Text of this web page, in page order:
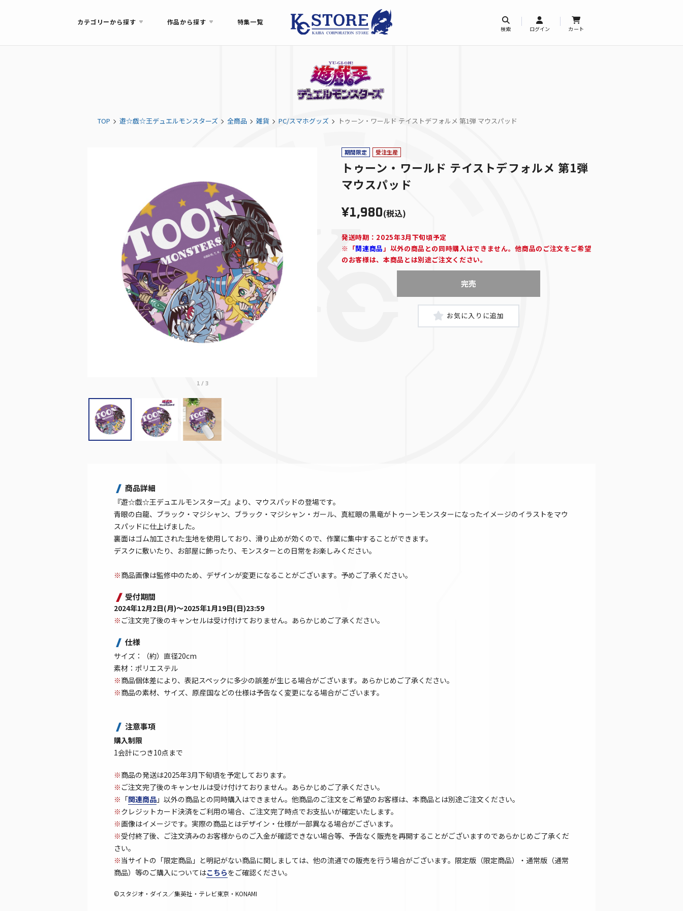
カテゴリーから探す 作品から探す 特集一覧
検索 ログイン カート
TOP 遊☆戯☆王デュエルモンスターズ 全商品 雑貨 PC/スマホグッズ トゥーン・ワールド テイストデフォルメ 第1弾 マウスパッド
1/ 3
期間限定 受注生産
トゥーン・ワールド テイストデフォルメ 第1弾
マウスパッド
¥1,980(税込)
発送時期：2025年3月下旬頃予定
※「関連商品 」以外の商品との同時購入はできません。他商品のご注文をご希望
のお客様は、本商品とは別途ご注文ください。
完売
商品詳細
『遊☆戯☆王デュエルモンスターズ』より、マウスパッドの登場です。
青眼の白龍、ブラック・マジシャン、ブラック・マジシャン・ガール、真紅眼の黒竜がトゥーンモンスターになったイメージのイラストをマウ
スパッドに仕上げました。
裏面はゴム加工された生地を使用しており、滑り止めが効くので、作業に集中することができます。
デスクに敷いたり、お部屋に飾ったり、モンスターとの日常をお楽しみください。
※商品画像は監修中のため、デザインが変更になることがございます。予めご了承ください。
受付期間
2024年12月2日(月)～2025年1月19日(日)23:59
※ ご注文完了後のキャンセルは受け付けておりません。あらかじめご了承ください。
仕様
サイズ：（約）直径20cm
素材：ポリエステル
※商品個体差により、表記スペックに多少の誤差が生じる場合がございます。あらかじめご了承ください。
※商品の素材、サイズ、原産国などの仕様は予告なく変更になる場合がございます。
注意事項
購入制限
1会計につき10点まで
※商品の発送は2025年3月下旬頃を予定しております。
※ ご注文完了後のキャンセルは受け付けておりません。あらかじめご了承ください。
※ 「関連商品 」以外の商品との同時購入はできません。他商品のご注文をご希望のお客様は、本商品とは別途ご注文ください。
※クレジットカード決済をご利用の場合、ご注文完了時点でお支払いが確定いたします。
※画像はイメージです。実際の商品とはデザイン・仕様が一部異なる場合がございます。
※受付終了後、ご注文済みのお客様からのご入金が確認できない場合等、予告なく販売を再開することがございますのであらかじめご了承くだ
さい。
※当サイトの「限定商品」と明記がない商品に関しましては、他の流通での販売を行う場合がございます。限定版（限定商品）・通常版（通常
商品）等のご購入についてはこちらをご確認ください。
©スタジオ・ダイス／集英社・テレビ東京・KONAMI